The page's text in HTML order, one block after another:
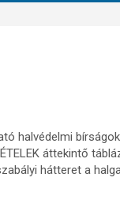
halvédelmi
áttekintő
hátteret a